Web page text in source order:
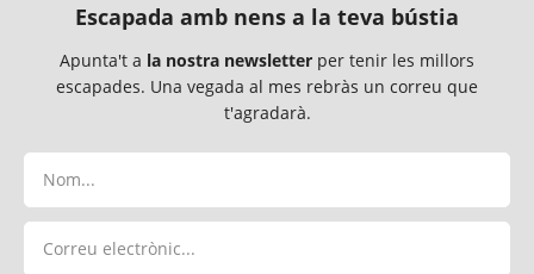
Escapada amb nens a la teva bústia
Apunta't a la nostra newsletter per tenir les millors
escapades. Una vegada al mes rebràs un correu que
t'agradarà.